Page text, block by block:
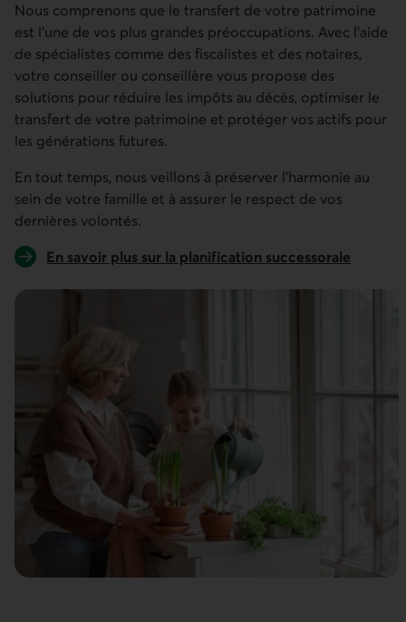
Nous comprenons que le transfert de votre patrimoine
est l’une de vos plus grandes préoccupations. Avec l’aide
de spécialistes comme des fiscalistes et des notaires,
votre conseiller ou conseillère vous propose des
solutions pour réduire les impôts au décès, optimiser le
transfert de votre patrimoine et protéger vos actifs pour
les générations futures.
En tout temps, nous veillons à préserver l’harmonie au
sein de votre famille et à assurer le respect de vos
dernières volontés.
En savoir plus sur la planification successorale